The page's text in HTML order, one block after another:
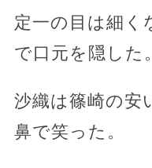
定一の目は細く
で口元を隠した。
沙織は篠崎の安
鼻で笑った。